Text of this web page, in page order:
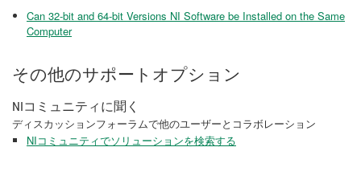
Can 32-bit and 64-bit Versions NI Software be Installed on the Same
Computer
その他のサポートオプション
NIコミュニティに聞く
ディスカッションフォーラムで他のユーザーとコラボレーション
NIコミュニティでソリューションを検索する